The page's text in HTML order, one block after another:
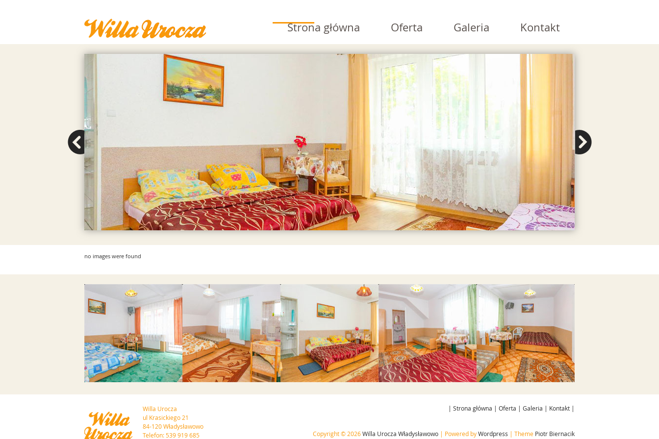
Strona główna Oferta Galeria Kontakt
no images were found
Przejdź do galerii Przejdź do galerii Przejdź do galerii Przejdź do galerii Przejdź do galerii
Willa Urocza
ul Krasickiego 21
84-120 Władysławowo
Telefon: 539 919 685
| Strona główna | Oferta | Galeria | Kontakt |
Copyright © 2026Willa Urocza Władysławowo | Powered byWordpress | Theme Piotr Biernacik